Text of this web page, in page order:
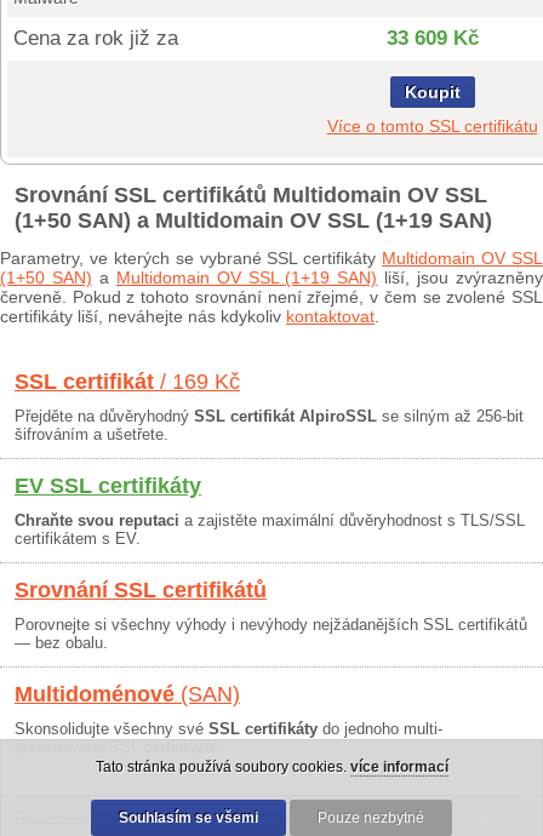
Cena za rok již za 33 609 Kč
Koupit
Více o tomto SSL certifikátu
Srovnání SSL certifikátů Multidomain OV SSL
(1+50 SAN) a Multidomain OV SSL (1+19 SAN)
Parametry, ve kterých se vybrané SSL certifikáty Multidomain OV SSL
(1+50 SAN) a Multidomain OV SSL (1+19 SAN) liší, jsou zvýrazněny
červeně. Pokud z tohoto srovnání není zřejmé, v čem se zvolené SSL
certifikáty liší, neváhejte nás kdykoliv kontaktovat
SSL certifikát / 169 Kč
Přejděte na důvěryhodný SSL certifikát AlpiroSSL se silným až 256-bit
šifrováním a ušetřete.
EV SSL certifikáty
Chraňte svou reputaci a zajistěte maximální důvěryhodnost s TLS/SSL
certifikátem s EV.
Srovnání SSL certifikátů
Porovnejte si všechny výhody i nevýhody nejžádanějších SSL certifikátů
— bez obalu.
Multidoménové (SAN)
Skonsolidujte všechny své SSL certifikáty do jednoho multi-
Obchodní podmínky|30 dní záruka
Tato stránka používá soubory cookies. více informací
Souhlasím se všemi Pouze nezbytné